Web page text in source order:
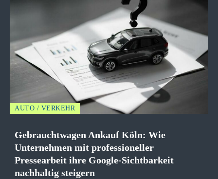
AUTO / VERKEHR
Gebrauchtwagen Ankauf Köln: Wie
Unternehmen mit professioneller
Pressearbeit ihre Google-Sichtbarkeit
nachhaltig steigern